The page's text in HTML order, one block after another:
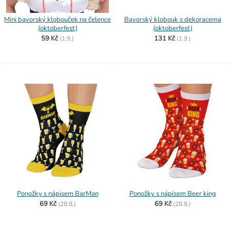
Mini bavorský klobouček na čelence
(oktoberfest)
59 Kč (1.9.)
Bavorský klobouk s dekoracema
(oktoberfest)
131 Kč (1.9.)
Ponožky s nápisem BarMan
69 Kč (28.8.)
Ponožky s nápisem Beer king
69 Kč (28.8.)